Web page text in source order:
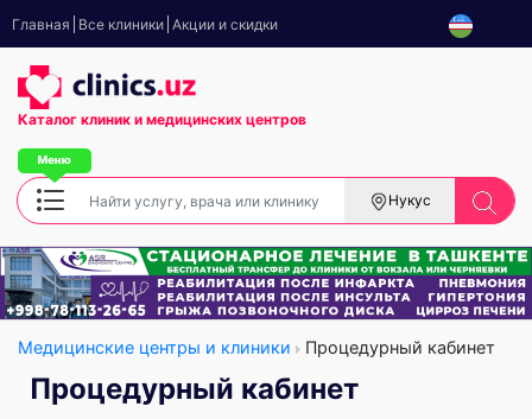
Главная Все клиники Акции и скидки
Каталог клиник и медицинских центров
Нукус
Медицинские центры и клиники Процедурный кабинет
Процедурный кабинет